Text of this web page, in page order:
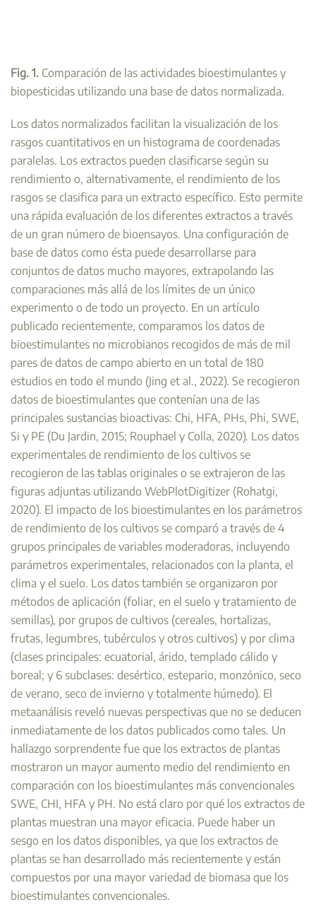
Fig. 1. Comparación de las actividades bioestimulantes y
biopesticidas utilizando una base de datos normalizada.
Los datos normalizados facilitan la visualización de los
rasgos cuantitativos en un histograma de coordenadas
paralelas. Los extractos pueden clasificarse según su
rendimiento o, alternativamente, el rendimiento de los
rasgos se clasifica para un extracto específico. Esto permite
una rápida evaluación de los diferentes extractos a través
de un gran número de bioensayos. Una configuración de
base de datos como ésta puede desarrollarse para
conjuntos de datos mucho mayores, extrapolando las
comparaciones más allá de los límites de un único
experimento o de todo un proyecto. En un artículo
publicado recientemente, comparamos los datos de
bioestimulantes no microbianos recogidos de más de mil
pares de datos de campo abierto en un total de 180
estudios en todo el mundo (Jing et al., 2022). Se recogieron
datos de bioestimulantes que contenían una de las
principales sustancias bioactivas: Chi, HFA, PHs, Phi, SWE,
Si y PE (Du Jardin, 2015; Rouphael y Colla, 2020). Los datos
experimentales de rendimiento de los cultivos se
recogieron de las tablas originales o se extrajeron de las
figuras adjuntas utilizando WebPlotDigitizer (Rohatgi,
2020). El impacto de los bioestimulantes en los parámetros
de rendimiento de los cultivos se comparó a través de 4
grupos principales de variables moderadoras, incluyendo
parámetros experimentales, relacionados con la planta, el
clima y el suelo. Los datos también se organizaron por
métodos de aplicación (foliar, en el suelo y tratamiento de
semillas), por grupos de cultivos (cereales, hortalizas,
frutas, legumbres, tubérculos y otros cultivos) y por clima
(clases principales: ecuatorial, árido, templado cálido y
boreal; y 6 subclases: desértico, estepario, monzónico, seco
de verano, seco de invierno y totalmente húmedo). El
metaanálisis reveló nuevas perspectivas que no se deducen
inmediatamente de los datos publicados como tales. Un
hallazgo sorprendente fue que los extractos de plantas
mostraron un mayor aumento medio del rendimiento en
comparación con los bioestimulantes más convencionales
SWE, CHI, HFA y PH. No está claro por qué los extractos de
plantas muestran una mayor eficacia. Puede haber un
sesgo en los datos disponibles, ya que los extractos de
plantas se han desarrollado más recientemente y están
compuestos por una mayor variedad de biomasa que los
bioestimulantes convencionales.